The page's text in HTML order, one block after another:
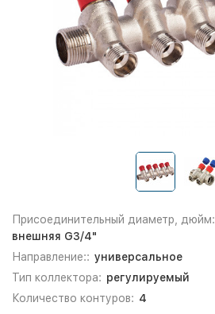
Присоединительный диаметр, дюйм:
внешняя G3/4"
Направление:: универсальное
Тип коллектора: регулируемый
Количество контуров: 4